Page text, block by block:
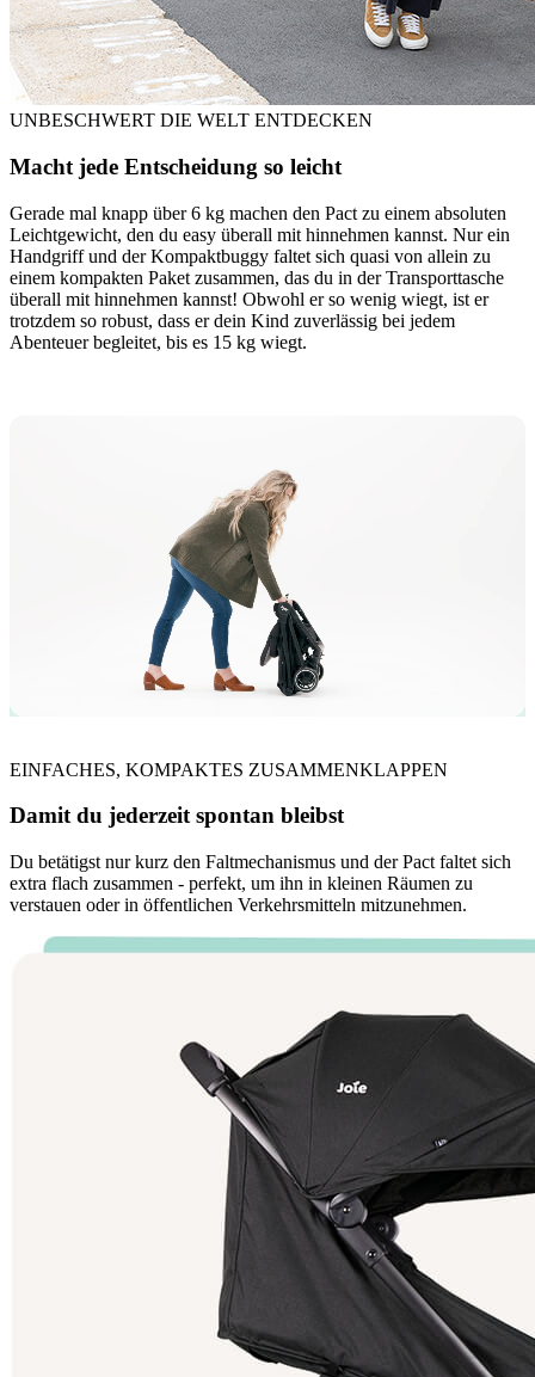
UNBESCHWERT DIE WELT ENTDECKEN
Macht jede Entscheidung so leicht
Gerade mal knapp über 6 kg machen den Pact zu einem absoluten
Leichtgewicht, den du easy überall mit hinnehmen kannst. Nur ein
Handgriff und der Kompaktbuggy faltet sich quasi von allein zu
einem kompakten Paket zusammen, das du in der Transporttasche
überall mit hinnehmen kannst! Obwohl er so wenig wiegt, ist er
trotzdem so robust, dass er dein Kind zuverlässig bei jedem
Abenteuer begleitet, bis es 15 kg wiegt.
EINFACHES, KOMPAKTES ZUSAMMENKLAPPEN
Damit du jederzeit spontan bleibst
Du betätigst nur kurz den Faltmechanismus und der Pact faltet sich
extra flach zusammen - perfekt, um ihn in kleinen Räumen zu
verstauen oder in öffentlichen Verkehrsmitteln mitzunehmen.